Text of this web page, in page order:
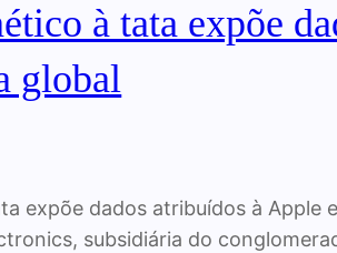
à tata expõe
global
expõe dados atribuídos à Apple
subsidiária do